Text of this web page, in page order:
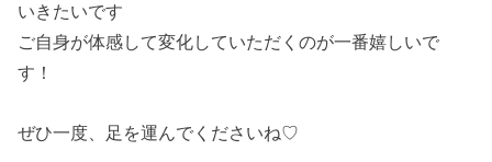
いきたいです
ご自身が体感して変化していただくのが一番嬉しいで
す！
ぜひ一度、足を運んでくださいね♡